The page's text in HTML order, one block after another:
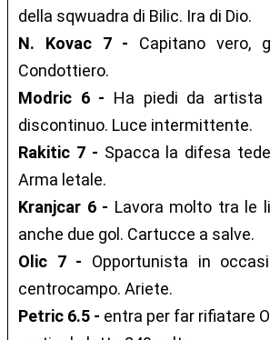
della sqwuadra di Bilic. Ira di Dio.
N. Kovac 7 - Capitano vero,
Condottiero.
Modric 6 - Ha piedi da artista
discontinuo. Luce intermittente.
Rakitic 7 - Spacca la difesa
Arma letale.
Kranjcar 6 - Lavora molto tra le
anche due gol. Cartucce a salve.
Olic 7 - Opportunista in
centrocampo. Ariete.
Petric 6.5 - entra per far rifiatare